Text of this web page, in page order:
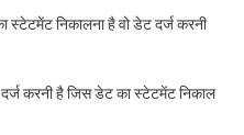
निकालना है वो डेट दर्ज करनी
करनी है जिस डेट का स्टेटमेंट निकाल